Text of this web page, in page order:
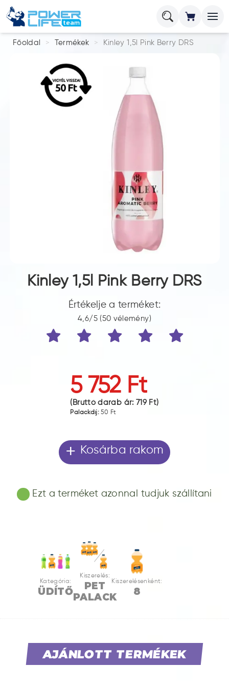
Főoldal Termékek Kinley 1,5l Pink Berry DRS
Kinley 1,5l Pink Berry DRS
Értékelje a terméket:
4,6/5 (50 vélemény)
5 752 Ft
(Bruttó darab ár: 719 Ft)
Palackdíj:50 Ft
+ Kosárba rakom
Ezt a terméket azonnal tudjuk szállítani
Kategória:
ÜDÍTŐ
Kiszerelés:
PET
PALACK
Kiszerelésenként:
8
AJÁNLOTT TERMÉKEK